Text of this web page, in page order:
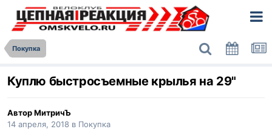
Покупка
Куплю быстросъемные крылья на 29"
АвторМитричЪ
14 апреля, 2018 в Покупка